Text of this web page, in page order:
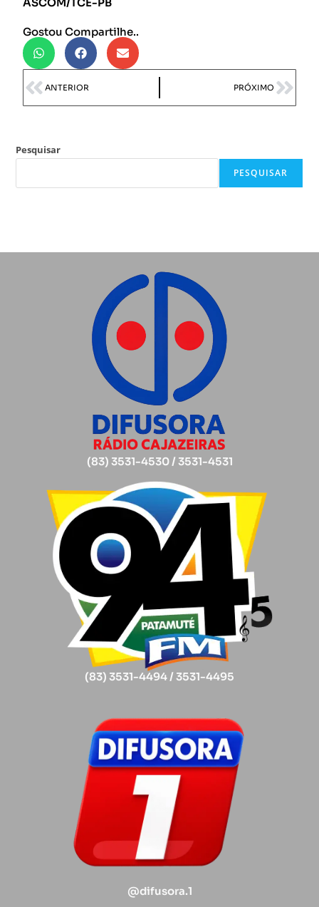
Gostou Compartilhe..
ANTERIOR PRÓXIMO
Pesquisar
PESQUISAR
(83) 3531-4530 / 3531-4531
(83) 3531-4494 / 3531-4495
@difusora.1